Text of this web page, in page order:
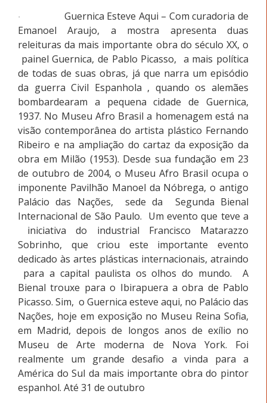
·
Guernica Esteve Aqui – Com curadoria de
Emanoel Araujo, a mostra apresenta duas
releituras da mais importante obra do século XX, o
painel Guernica, de Pablo Picasso, a mais política
de todas de suas obras, já que narra um episódio
da guerra Civil Espanhola , quando os alemães
bombardearam a pequena cidade de Guernica,
1937. No Museu Afro Brasil a homenagem está na
visão contemporânea do artista plástico Fernando
Ribeiro e na ampliação do cartaz da exposição da
obra em Milão (1953). Desde sua fundação em 23
de outubro de 2004, o Museu Afro Brasil ocupa o
imponente Pavilhão Manoel da Nóbrega, o antigo
Palácio das Nações, sede da Segunda Bienal
Internacional de São Paulo. Um evento que teve a
iniciativa do industrial Francisco Matarazzo
Sobrinho, que criou este importante evento
dedicado às artes plásticas internacionais, atraindo
para a capital paulista os olhos do mundo. A
Bienal trouxe para o Ibirapuera a obra de Pablo
Picasso. Sim, o Guernica esteve aqui, no Palácio das
Nações, hoje em exposição no Museu Reina Sofia,
em Madrid, depois de longos anos de exílio no
Museu de Arte moderna de Nova York. Foi
realmente um grande desafio a vinda para a
América do Sul da mais importante obra do pintor
espanhol. Até 31 de outubro